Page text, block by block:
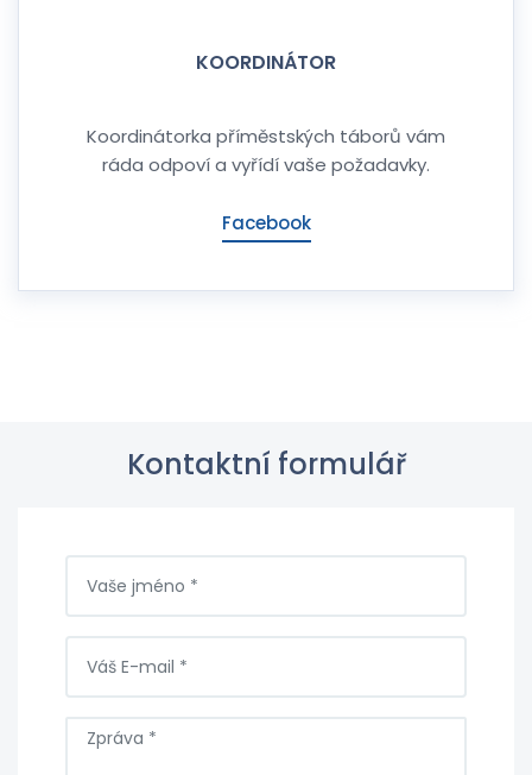
KOORDINÁTOR
Koordinátorka příměstských táborů vám
ráda odpoví a vyřídí vaše požadavky.
Facebook
Kontaktní formulář